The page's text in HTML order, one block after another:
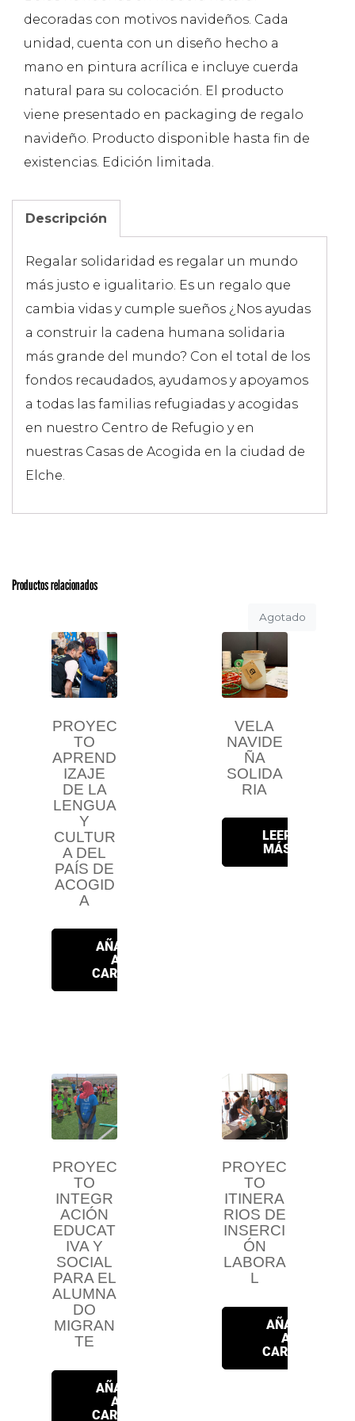
decoradas con motivos navideños. Cada
unidad, cuenta con un diseño hecho a
mano en pintura acrílica e incluye cuerda
natural para su colocación. El producto
viene presentado en packaging de regalo
navideño. Producto disponible hasta fin de
existencias. Edición limitada.
Descripción
Regalar solidaridad es regalar un mundo
más justo e igualitario. Es un regalo que
cambia vidas y cumple sueños ¿Nos ayudas
a construir la cadena humana solidaria
más grande del mundo? Con el total de los
fondos recaudados, ayudamos y apoyamos
a todas las familias refugiadas y acogidas
en nuestro Centro de Refugio y en
nuestras Casas de Acogida en la ciudad de
Elche.
Productos relacionados
PROYEC
TO
APREND
IZAJE
DE LA
LENGUA
Y
CULTUR
A DEL
PAÍS DE
ACOGID
A
AÑADIR
AL
CARRITO
Agotado
VELA
NAVIDE
ÑA
SOLIDA
RIA
LEER
MÁS
PROYEC
TO
INTEGR
ACIÓN
EDUCAT
IVA Y
SOCIAL
PARA EL
ALUMNA
DO
MIGRAN
TE
AÑADIR
AL
CARRITO
PROYEC
TO
ITINERA
RIOS DE
INSERCI
ÓN
LABORA
L
AÑADIR
AL
CARRITO